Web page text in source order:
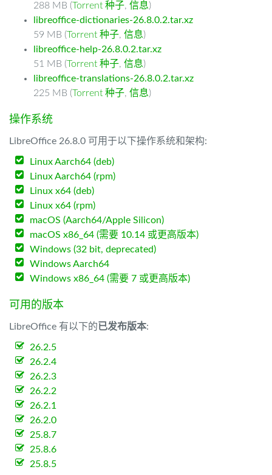
288 MB (Torrent 种子, 信息)
libreoffice-dictionaries-26.8.0.2.tar.xz
59 MB (Torrent 种子, 信息)
libreoffice-help-26.8.0.2.tar.xz
51 MB (Torrent 种子, 信息)
libreoffice-translations-26.8.0.2.tar.xz
225 MB (Torrent 种子, 信息)
操作系统
LibreOffice 26.8.0 可用于以下操作系统和架构:
Linux Aarch64 (deb)
Linux Aarch64 (rpm)
Linux x64 (deb)
Linux x64 (rpm)
macOS (Aarch64/Apple Silicon)
macOS x86_64 (需要 10.14 或更高版本)
Windows (32 bit, deprecated)
Windows Aarch64
Windows x86_64 (需要 7 或更高版本)
可用的版本
LibreOffice 有以下的已发布版本:
26.2.5
26.2.4
26.2.3
26.2.2
26.2.1
26.2.0
25.8.7
25.8.6
25.8.5